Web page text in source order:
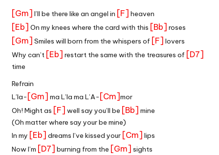
[Gm] I’ll be there like an angel in [F] heaven
[Eb] On my knees where the card with this [Bb] roses
[Gm] Smiles will born from the whispers of [F] lovers
Why can’t [Eb] restart the same with the treasures of [D7]
time
Refrain
L’la- [Gm] ma L’la ma L’A- [Cm]mor
Oh! Might as [F] well say you’ll be [Bb] mine
(Oh matter where say your be mine)
In my [Eb] dreams I’ve kissed your [Cm] lips
Now I’m [D7] burning from the [Gm] sights